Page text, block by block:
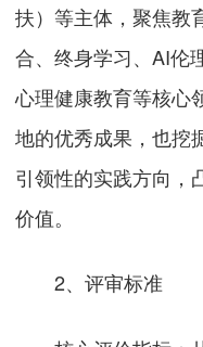
扶）等主体，聚焦教
合、终身学习、AI伦
心理健康教育等核心
地的优秀成果，也挖
引领性的实践方向，
价值。
2、评审标准